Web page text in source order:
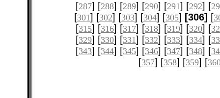
[287] [288] [289] [290] [291] [292] [
[301] [302] [303] [304] [305] [306] [
[315] [316] [317] [318] [319] [320] [
[329] [330] [331] [332] [333] [334] [
[343] [344] [345] [346] [347] [348] [
[357] [358] [359] [